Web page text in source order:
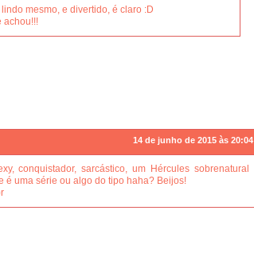
mesmo, e divertido, é claro :D
achou!!!
14 de junho de 2015 às 20:04
conquistador, sarcástico, um Hércules sobrenatural
é uma série ou algo do tipo haha? Beijos!